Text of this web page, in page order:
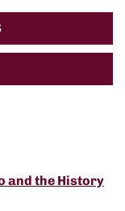
and the History